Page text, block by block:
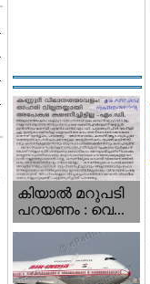
കിയാല്‍ മറുപടി
പറയണം : വെ...